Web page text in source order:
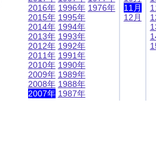
2016年
2015年
2014年
2013年
2012年
2011年
2010年
2009年
2008年
2007年
1996年
1995年
1994年
1993年
1992年
1991年
1990年
1989年
1988年
1987年
1976年
11月
12月